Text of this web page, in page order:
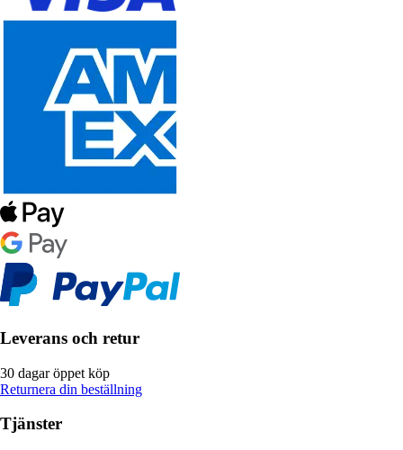
Leverans och retur
30 dagar öppet köp
Returnera din beställning
Tjänster